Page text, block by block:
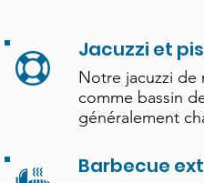
Jacuzzi et
Notre jacuzzi de
comme bassin
généralement
Barbecue